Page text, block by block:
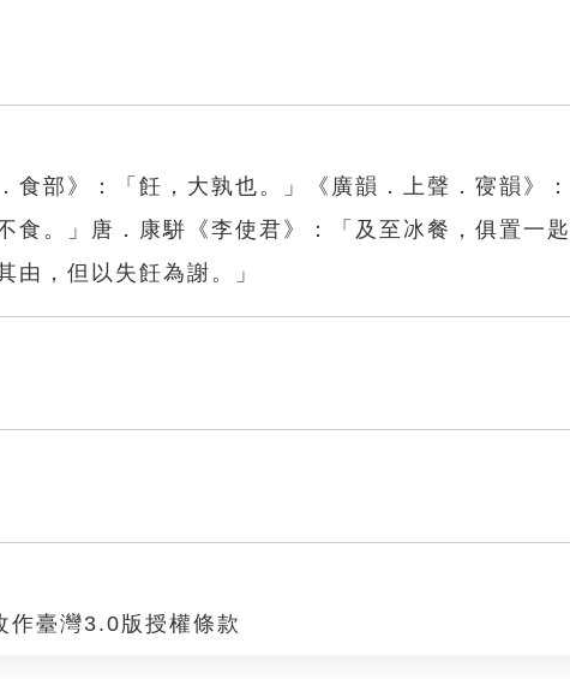
食部》：「飪，大孰也。」《廣韻．上聲．寑韻》
食。」唐．康駢《李使君》：「及至冰餐，俱置一
由，但以失飪為謝。」
作臺灣3.0版授權條款